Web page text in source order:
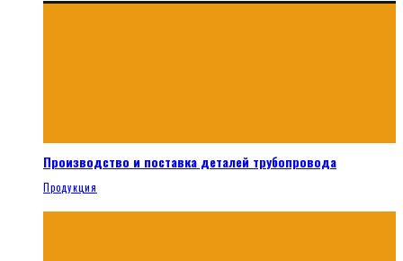
Производство и поставка деталей трубопровода
Продукция